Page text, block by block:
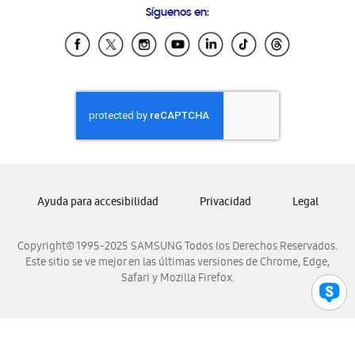
Samsung Ecuador
Samsung El Salvador
Samsung Honduras
Samsung Nicaragua
Samsung Panamá
Samsung Venezuela
Síguenos en:
Copyright© 1995-2025 SAMSUNG Todos los Derechos Reservados.
Este sitio se ve mejor en las últimas versiones de Chrome, Edge,
Safari y Mozilla Firefox.
Ayuda para accesibilidad Privacidad Legal